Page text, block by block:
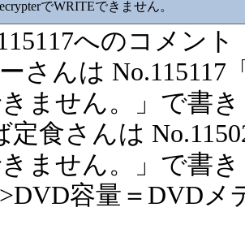
でWRITEできません。
へのコメント
さんは No.115117
ません。」で書
定食さんは
ません。」で書
容量＝DVDメ